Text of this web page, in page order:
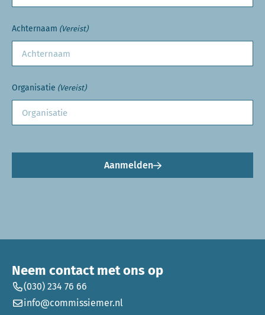
Achternaam (Vereist)
Organisatie (Vereist)
Aanmelden
Neem contact met ons op
(030) 234 76 66
info@commissiemer.nl